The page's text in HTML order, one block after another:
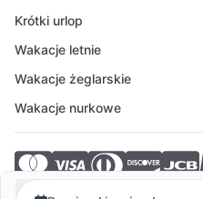
Krótki urlop
Wakacje letnie
Wakacje żeglarskie
Wakacje nurkowe